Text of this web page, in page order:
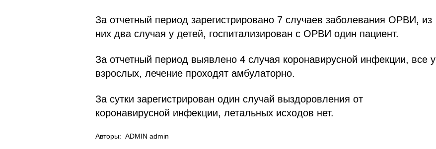
За отчетный период зарегистрировано 7 случаев заболевания ОРВИ, из
них два случая у детей, госпитализирован с ОРВИ один пациент.
За отчетный период выявлено 4 случая коронавирусной инфекции, все у
взрослых, лечение проходят амбулаторно.
За сутки зарегистрирован один случай выздоровления от
коронавирусной инфекции, летальных исходов нет.
Авторы: ADMIN admin